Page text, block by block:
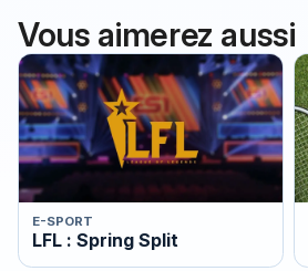
Vous aimerez aussi
E-SPORT
LFL : Spring Split